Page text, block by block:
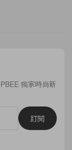
獨家時尚新
訂閱